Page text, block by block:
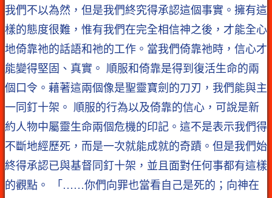
我們不以為然，但是我們終究得承認這個事實。擁有這
樣的態度很難，惟有我們在完全相信神之後，才能全心
地倚靠祂的話語和祂的工作。當我們倚靠祂時，信心才
能變得堅固、真實。 順服和倚靠是得到復活生命的兩
個口令。藉著這兩個像是聖靈寶劍的刀刃，我們能與主
一同釘十架。 順服的行為以及倚靠的信心，可說是新
約人物中屬靈生命兩個危機的印記。這不是表示我們得
不斷地經歷死，而是一次就能成就的奇蹟。但是我們始
終得承認已與基督同釘十架，並且面對任何事都有這樣
的觀點。 「……你們向罪也當看自己是死的；向神在